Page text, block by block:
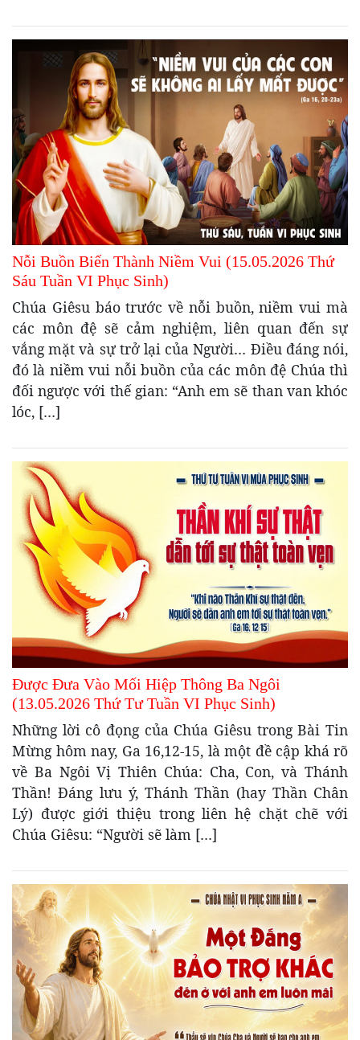
Nỗi Buồn Biến Thành Niềm Vui (15.05.2026 Thứ
Sáu Tuần VI Phục Sinh)
Chúa Giêsu báo trước về nỗi buồn, niềm vui mà
các môn đệ sẽ cảm nghiệm, liên quan đến sự
vắng mặt và sự trở lại của Người… Điều đáng nói,
đó là niềm vui nỗi buồn của các môn đệ Chúa thì
đối ngược với thế gian: “Anh em sẽ than van khóc
lóc, […]
Được Đưa Vào Mối Hiệp Thông Ba Ngôi
(13.05.2026 Thứ Tư Tuần VI Phục Sinh)
Những lời cô đọng của Chúa Giêsu trong Bài Tin
Mừng hôm nay, Ga 16,12-15, là một đề cập khá rõ
về Ba Ngôi Vị Thiên Chúa: Cha, Con, và Thánh
Thần! Đáng lưu ý, Thánh Thần (hay Thần Chân
Lý) được giới thiệu trong liên hệ chặt chẽ với
Chúa Giêsu: “Người sẽ làm […]